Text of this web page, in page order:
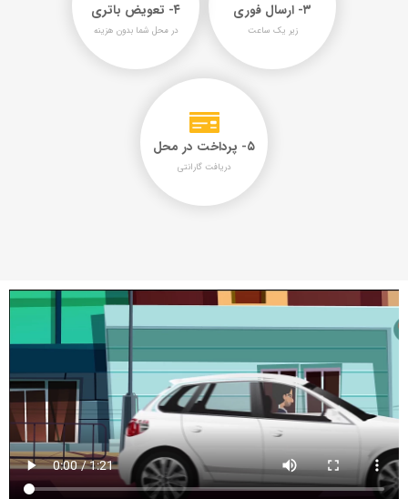
۳- ارسال فوری
زیر یک ساعت
۴- تعویض باتری
در محل شما بدون هزینه
۵- پرداخت در محل
دریافت گارانتی